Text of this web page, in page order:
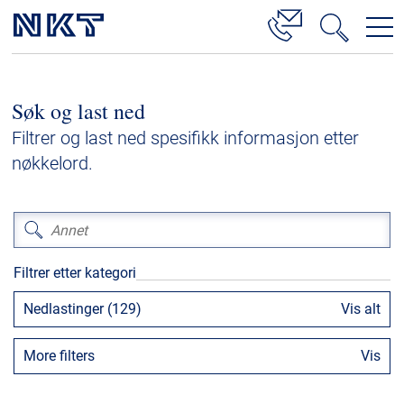
Høyspenningskabelløsninger
Kabelservice
Lavspenning
Høyspenningskabeltilbehør
Mellomspenningskabeltilbehør
Referanser
Nedlastinger
Søk og last ned
Filtrer og last ned spesifikk informasjon etter
nøkkelord.
Filtrer etter kategori
Nedlastinger (129) Vis alt
More filters Vis